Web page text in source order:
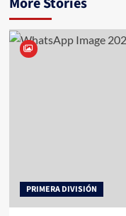
PRIMERA DIVISIÓN